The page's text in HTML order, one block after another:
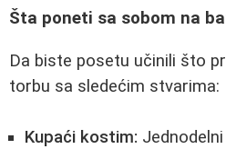
Šta poneti sa sobom na
Da biste posetu učinili što
torbu sa sledećim stvarima:
Kupaći kostim: